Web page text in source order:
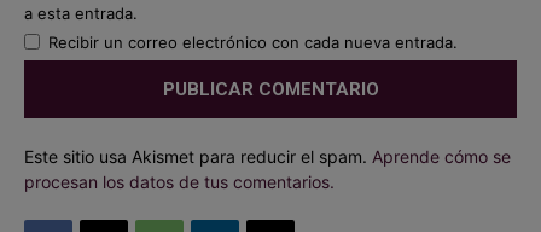
a esta entrada.
Recibir un correo electrónico con cada nueva entrada.
Este sitio usa Akismet para reducir el spam. Aprende cómo se
procesan los datos de tus comentarios.